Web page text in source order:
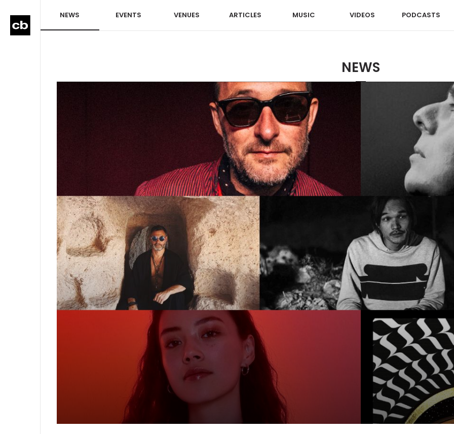
NEWS EVENTS VENUES ARTICLES MUSIC VIDEOS PODCASTS
NEWS